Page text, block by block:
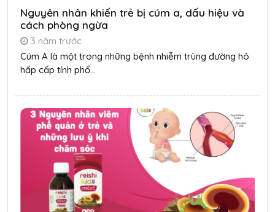
Nguyên nhân khiến trẻ bị cúm a, dấu hiệu và
cách phòng ngừa
3 năm trước
Cúm A là một trong những bệnh nhiễm trùng đường hô
hấp cấp tính phổ...